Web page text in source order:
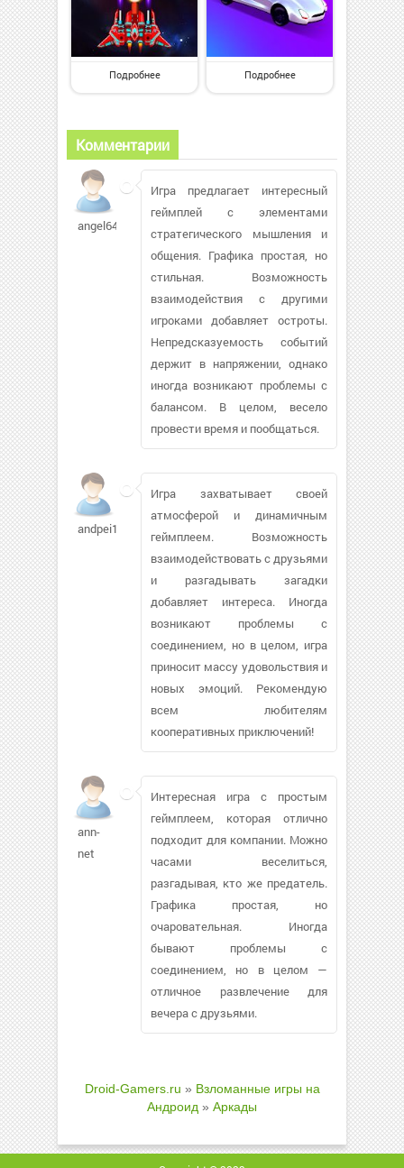
Подробнее Подробнее
Комментарии
angel64912
Игра предлагает интересный
геймплей с элементами
стратегического мышления и
общения. Графика простая, но
стильная. Возможность
взаимодействия с другими
игроками добавляет остроты.
Непредсказуемость событий
держит в напряжении, однако
иногда возникают проблемы с
балансом. В целом, весело
провести время и пообщаться.
andpei1965
Игра захватывает своей
атмосферой и динамичным
геймплеем. Возможность
взаимодействовать с друзьями
и разгадывать загадки
добавляет интереса. Иногда
возникают проблемы с
соединением, но в целом, игра
приносит массу удовольствия и
новых эмоций. Рекомендую
всем любителям
кооперативных приключений!
ann-
net
Интересная игра с простым
геймплеем, которая отлично
подходит для компании. Можно
часами веселиться,
разгадывая, кто же предатель.
Графика простая, но
очаровательная. Иногда
бывают проблемы с
соединением, но в целом —
отличное развлечение для
вечера с друзьями.
Droid-Gamers.ru » Взломанные игры на
Андроид » Аркады